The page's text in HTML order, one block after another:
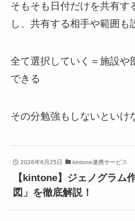
そもそも日付だけを共有す
し、共有する相手や範囲も
全て選択していく＝施設や
できる
その分勉強もしないといけ
2026年6月25日 kintone連携サービス
【kintone】ジェノグラム
図」を徹底解説！